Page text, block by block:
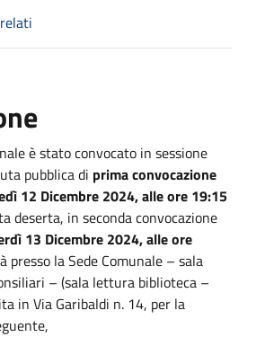
è stato convocato in sessione
pubblica di prima convocazione
12 Dicembre 2024, alle ore 19:15
deserta, in seconda convocazione
13 Dicembre 2024, alle ore
presso la Sede Comunale – sala
– (sala lettura biblioteca –
in Via Garibaldi n. 14, per la